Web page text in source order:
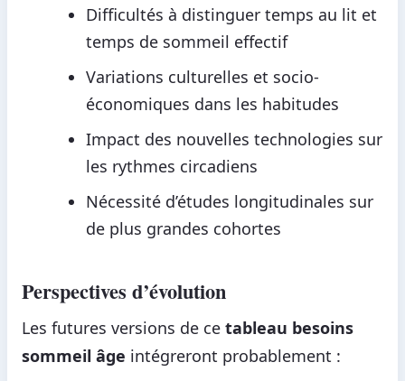
Difficultés à distinguer temps au lit et
temps de sommeil effectif
Variations culturelles et socio-
économiques dans les habitudes
Impact des nouvelles technologies sur
les rythmes circadiens
Nécessité d’études longitudinales sur
de plus grandes cohortes
Perspectives d’évolution
Les futures versions de ce tableau besoins
sommeil âge intégreront probablement :